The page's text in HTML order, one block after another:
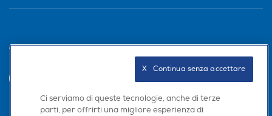
Trova negozio
Ci serviamo di queste tecnologie, anche di terze
parti, per offrirti una migliore esperienza di
X   Continua senza accettare